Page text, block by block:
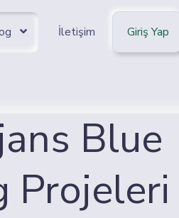
İletişim Giriş Yap
Blue
Projeleri